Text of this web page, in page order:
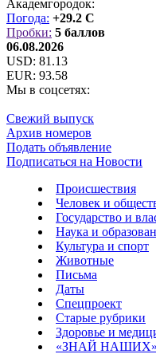
Академгородок:
Погода: +29.2 C
Пробки: 5 баллов
06.08.2026
USD: 81.13
EUR: 93.58
Мы в соцсетях:
Свежий выпуск
Архив номеров
Подать объявление
Подписаться на Новости
Происшествия
Человек и
Государство и
Наука и
Культура и спорт
Животные
Письма
Даты
Спецпроект
Старые рубрики
Здоровье и
«ЗНАЙ